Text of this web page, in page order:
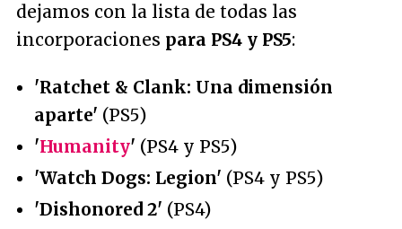
dejamos con la lista de todas las
incorporaciones para PS4 y PS5:
'Ratchet & Clank: Una dimensión
aparte' (PS5)
'Humanity' (PS4 y PS5)
'Watch Dogs: Legion' (PS4 y PS5)
'Dishonored 2' (PS4)